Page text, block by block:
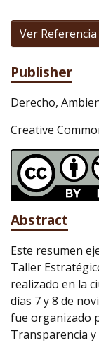
Ver Referencia
Publisher
Derecho,
Creative
Abstract
Este resumen
Taller
realizado en la
días 7 y 8 de
fue organizado
Transparencia